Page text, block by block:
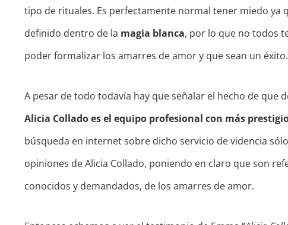
tipo de rituales. Es perfectamente normal tener miedo ya
definido dentro de la magia blanca, por lo que no todos
poder formalizar los amarres de amor y que sean un éxito.
A pesar de todo todavía hay que señalar el hecho de que
Alicia Collado es el equipo profesional con más
búsqueda en internet sobre dicho servicio de videncia
opiniones de Alicia Collado, poniendo en claro que son
conocidos y demandados, de los amarres de amor.